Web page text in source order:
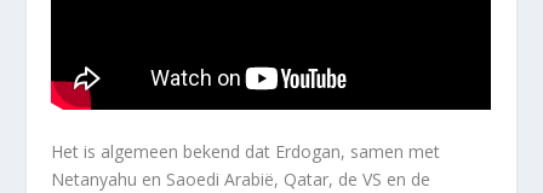
Het is algemeen bekend dat Erdogan, samen met
Netanyahu en Saoedi Arabië, Qatar, de VS en de